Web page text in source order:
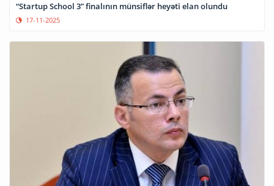
“Startup School 3” finalının münsiflər heyəti elan olundu
17-11-2025